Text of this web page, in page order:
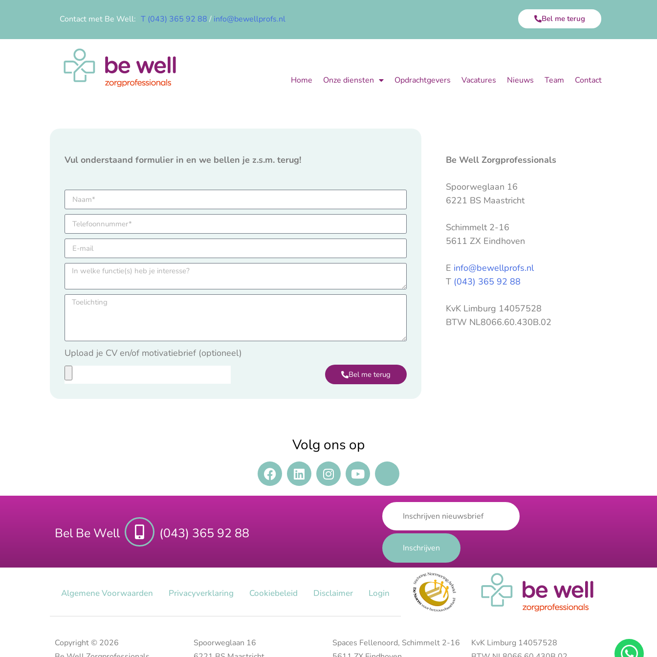
Contact met Be Well: T (043) 365 92 88 / info@bewellprofs.nl Bel me terug
Home Onze diensten Opdrachtgevers Vacatures Nieuws Team Contact
Vul onderstaand formulier in en we bellen je z.s.m. terug!
Upload je CV en/of motivatiebrief (optioneel)
Bel me terug
Be Well Zorgprofessionals
Spoorweglaan 16
6221 BS Maastricht
Schimmelt 2-16
5611 ZX Eindhoven
E info@bewellprofs.nl
T (043) 365 92 88
KvK Limburg 14057528
BTW NL8066.60.430B.02
Volg ons op
Bel Be Well (043) 365 92 88
Algemene Voorwaarden Privacy​verklaring Cookiebeleid Disclaimer Login
Copyright © 2026
Spoorweglaan 16
Spaces Fellenoord, Schimmelt 2-16
KvK Limburg 14057528